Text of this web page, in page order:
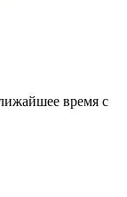
время с